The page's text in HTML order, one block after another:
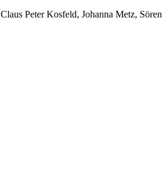
Claus Peter Kosfeld, Johanna Metz,